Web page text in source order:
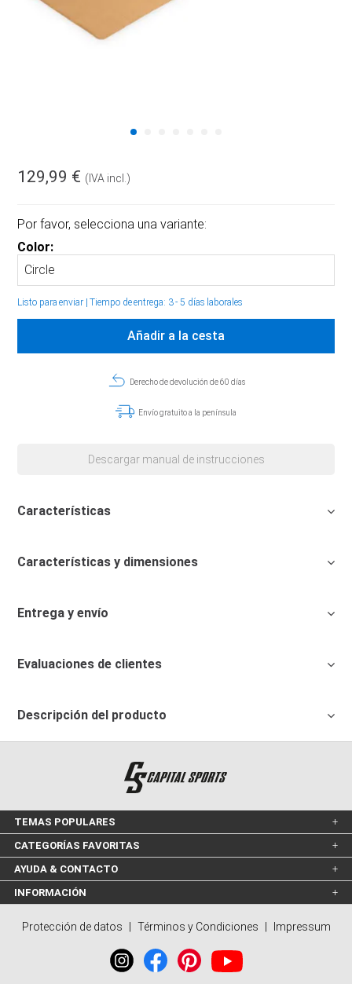
129,99 € (IVA incl.)
Por favor, selecciona una variante:
Color:
Listo para enviar |Tiempo de entrega: 3 - 5 días laborales
Añadir a la cesta
Derecho de devolución de 60 días
Envío gratuito a la península
Descargar manual de instrucciones
Características
Características y dimensiones
Entrega y envío
Evaluaciones de clientes
Descripción del producto
TEMAS POPULARES
CATEGORÍAS FAVORITAS
AYUDA & CONTACTO
INFORMACIÓN
Protección de datos Términos y Condiciones Impressum